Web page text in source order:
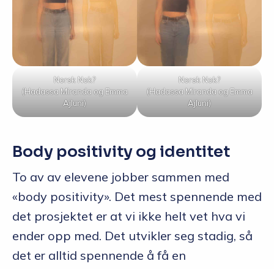
Norsk Nok?
(Hadassa Miranda og Emma
Ajluni)
Norsk Nok?
(Hadassa Miranda og Emma
Ajluni)
Body positivity og identitet
To av av elevene jobber sammen med
«body positivity». Det mest spennende med
det prosjektet er at vi ikke helt vet hva vi
ender opp med. Det utvikler seg stadig, så
det er alltid spennende å få en